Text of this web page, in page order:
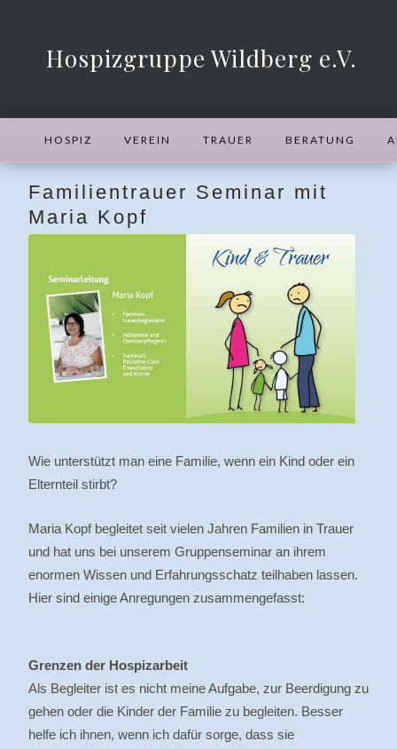
Hospizgruppe Wildberg e.V.
HOSPIZ VEREIN TRAUER BERATUNG
Familientrauer Seminar mit
Maria Kopf
Wie unterstützt man eine Familie, wenn ein Kind oder ein
Elternteil stirbt?
Maria Kopf begleitet seit vielen Jahren Familien in Trauer
und hat uns bei unserem Gruppenseminar an ihrem
enormen Wissen und Erfahrungsschatz teilhaben lassen.
Hier sind einige Anregungen zusammengefasst:
Grenzen der Hospizarbeit
Als Begleiter ist es nicht meine Aufgabe, zur Beerdigung zu
gehen oder die Kinder der Familie zu begleiten. Besser
helfe ich ihnen, wenn ich dafür sorge, dass sie